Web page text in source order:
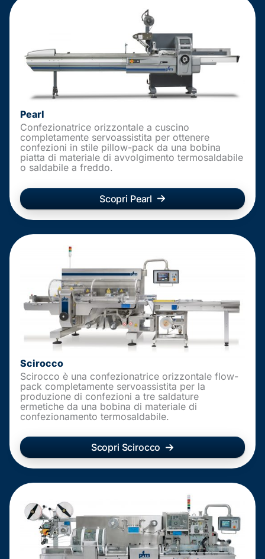
Pearl
Confezionatrice orizzontale a cuscino
completamente servoassistita per ottenere
confezioni in stile pillow-pack da una bobina
piatta di materiale di avvolgimento termosaldabile
o saldabile a freddo.
Scopri Pearl
Scirocco
Scirocco è una confezionatrice orizzontale flow-
pack completamente servoassistita per la
produzione di confezioni a tre saldature
ermetiche da una bobina di materiale di
confezionamento termosaldabile.
Scopri Scirocco